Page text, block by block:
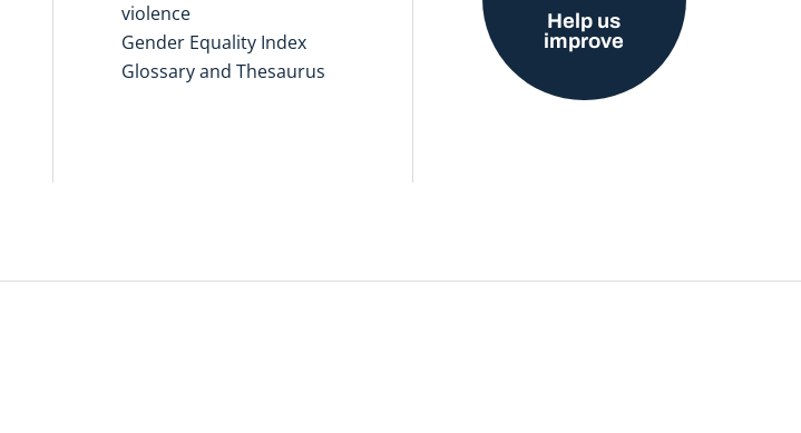
violence
Gender Equality Index
Glossary and Thesaurus
Help us
improve